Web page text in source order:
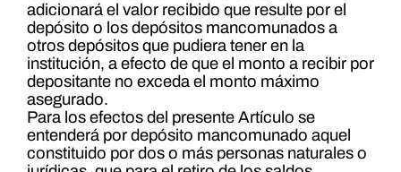
adicionará el valor recibido que resulte por el
depósito o los depósitos mancomunados a
otros depósitos que pudiera tener en la
institución, a efecto de que el monto a recibir por
depositante no exceda el monto máximo
asegurado.
Para los efectos del presente Artículo se
entenderá por depósito mancomunado aquel
constituido por dos o más personas naturales o